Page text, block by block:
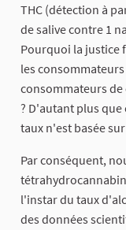
THC (détection à
de salive contre 1
Pourquoi la justice
les
consommateurs
? D'autant plus
taux n'est basée
Par conséquent,
l'instar du taux
des données